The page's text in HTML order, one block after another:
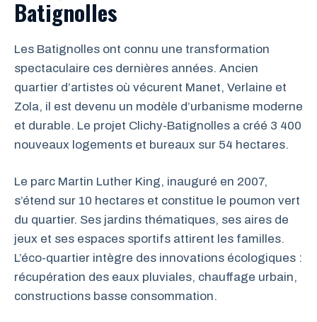
Batignolles
Les Batignolles ont connu une transformation
spectaculaire ces dernières années. Ancien
quartier d’artistes où vécurent Manet, Verlaine et
Zola, il est devenu un modèle d’urbanisme moderne
et durable. Le projet Clichy-Batignolles a créé 3 400
nouveaux logements et bureaux sur 54 hectares.
Le parc Martin Luther King, inauguré en 2007,
s’étend sur 10 hectares et constitue le poumon vert
du quartier. Ses jardins thématiques, ses aires de
jeux et ses espaces sportifs attirent les familles.
L’éco-quartier intègre des innovations écologiques :
récupération des eaux pluviales, chauffage urbain,
constructions basse consommation.